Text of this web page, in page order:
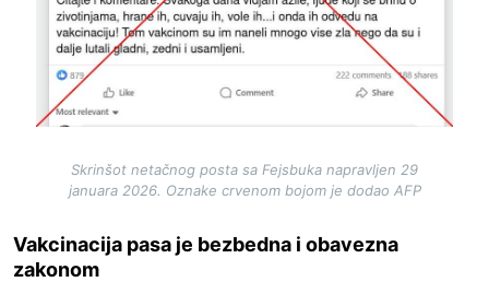
Skrinšot netačnog posta sa Fejsbuka napravljen 29
januara 2026. Oznake crvenom bojom je dodao AFP
Vakcinacija pasa je bezbedna i obavezna
zakonom